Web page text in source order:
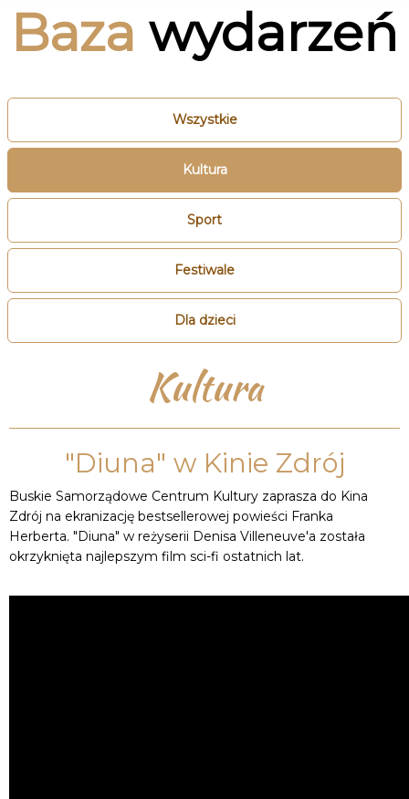
Baza wydarzeń
Wszystkie
Kultura
Sport
Festiwale
Dla dzieci
Kultura
"Diuna" w Kinie Zdrój
Buskie Samorządowe Centrum Kultury zaprasza do Kina
Zdrój na ekranizację bestsellerowej powieści Franka
Herberta. "Diuna" w reżyserii Denisa Villeneuve'a została
okrzyknięta najlepszym film sci-fi ostatnich lat.